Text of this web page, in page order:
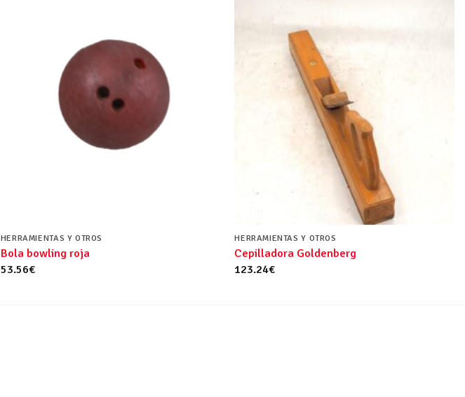
HERRAMIENTAS Y OTROS
Bola bowling roja
53.56€
HERRAMIENTAS Y OTROS
Cepilladora Goldenberg
123.24€